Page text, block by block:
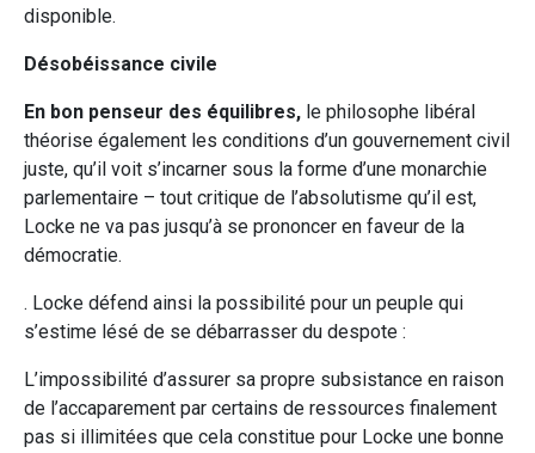
disponible.
Désobéissance civile
En bon penseur des équilibres, le philosophe libéral
théorise également les conditions d’un gouvernement civil
juste, qu’il voit s’incarner sous la forme d’une monarchie
parlementaire – tout critique de l’absolutisme qu’il est,
Locke ne va pas jusqu’à se prononcer en faveur de la
démocratie.
. Locke défend ainsi la possibilité pour un peuple qui
s’estime lésé de se débarrasser du despote :
L’impossibilité d’assurer sa propre subsistance en raison
de l’accaparement par certains de ressources finalement
pas si illimitées que cela constitue pour Locke une bonne